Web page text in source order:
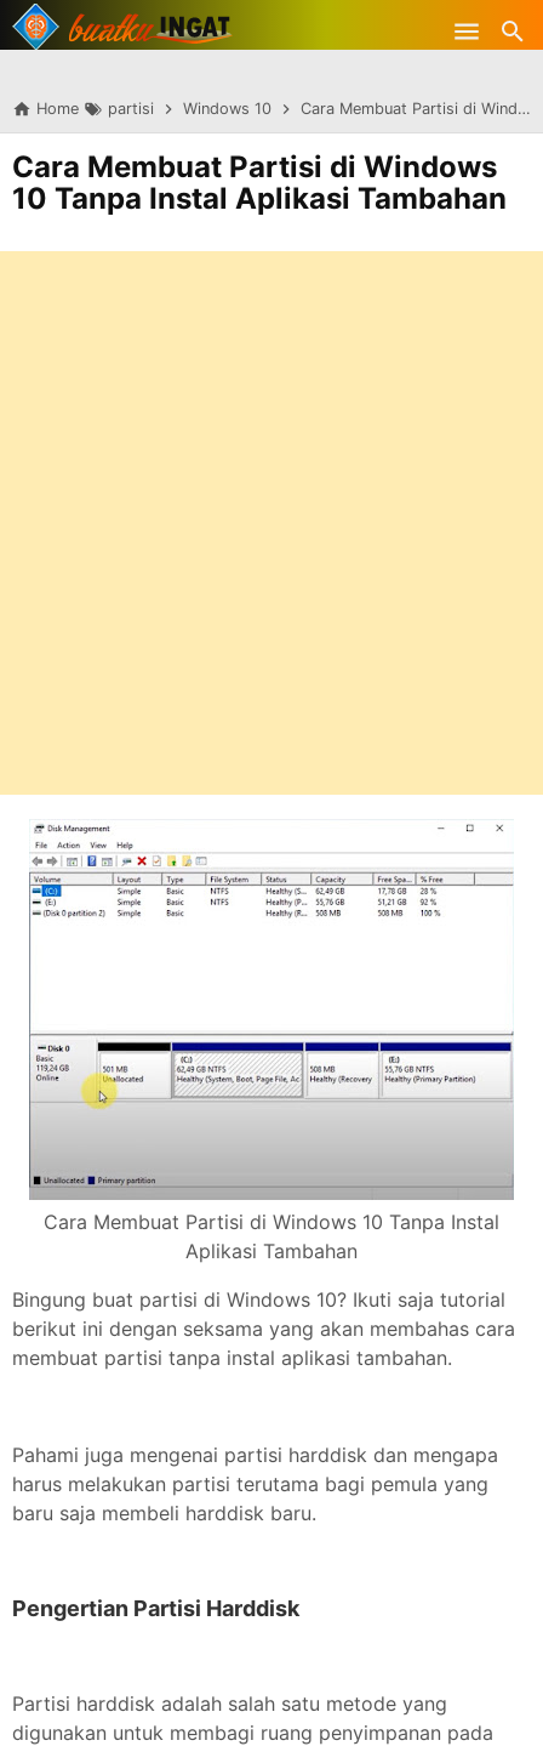
-->
Skip to main content
Home partisi Windows 10 Cara Membuat Partisi di Windows 10 Tanpa Instal Aplikasi Tambahan
Cara Membuat Partisi di Windows
10 Tanpa Instal Aplikasi Tambahan
Cara Membuat Partisi di Windows 10 Tanpa Instal
Aplikasi Tambahan
Bingung buat partisi di Windows 10? Ikuti saja tutorial
berikut ini dengan seksama yang akan membahas cara
membuat partisi tanpa instal aplikasi tambahan.
Pahami juga mengenai partisi harddisk dan mengapa
harus melakukan partisi terutama bagi pemula yang
baru saja membeli harddisk baru.
Pengertian Partisi Harddisk
Partisi harddisk adalah salah satu metode yang
digunakan untuk membagi ruang penyimpanan pada